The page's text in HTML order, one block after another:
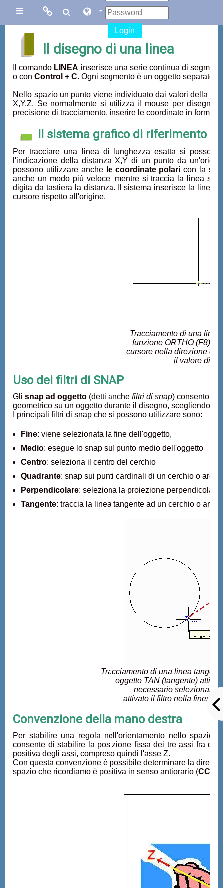
Links
Menu
Sito di Corsi in
Rete
online di
AutoCAD
Links
collegati
Facebook
Blog Gasparini
Login
Il disegno di una linea
Il comando LINEA inserisce una serie continua di
o conControl + C. Ogni segmento è un oggetto separato.
Nello spazio un punto viene individuato dai valori della
X,Y,Z. Se normalmente si utilizza il mouse per
precisione di tracciamento, inserire le coordinate in forma
Il sistema grafico di riferimento
Per tracciare una linea di lunghezza esatta si
l'indicazione della distanza X,Y di un punto da
possono utilizzare anche le coordinate polari con la
anche un modo più veloce: mentre si traccia la linea si
digita da tastiera la distanza. Il sistema inserisce la linea
cursore rispetto all'origine.
Tracciamento di una
funzione ORTHO (F8).
cursore nella direzione di
il valore di
Uso dei filtri di SNAP
Glisnap ad oggetto (detti anchefiltri di snap) consentono
geometrico su un oggetto durante il disegno, scegliendo
I principali filtri di snap che si possono utilizzare sono:
Fine: viene selezionata la fine dell'oggetto,
Medio: esegue lo snap sul punto medio dell'oggetto
Centro: seleziona il centro del cerchio
Quadrante: snap sui punti cardinali di un cerchio o arco
Perpendicolare: seleziona la proiezione perpendicolare
Tangente: traccia la linea tangente ad un cerchio o arco
Tracciamento di una linea
oggetto TAN (tangente)
necessario selezionare
attivato il filtro nella finestra
Convenzione della mano destra
Per stabilire una regola nell'orientamento nello spazio,
consente di stabilire la posizione fissa dei tre assi fra di
positiva degli assi, compreso quindi l'asse Z.
Con questa convenzione è possibile determinare la
spazio che ricordiamo è positiva in senso antiorario (CCW